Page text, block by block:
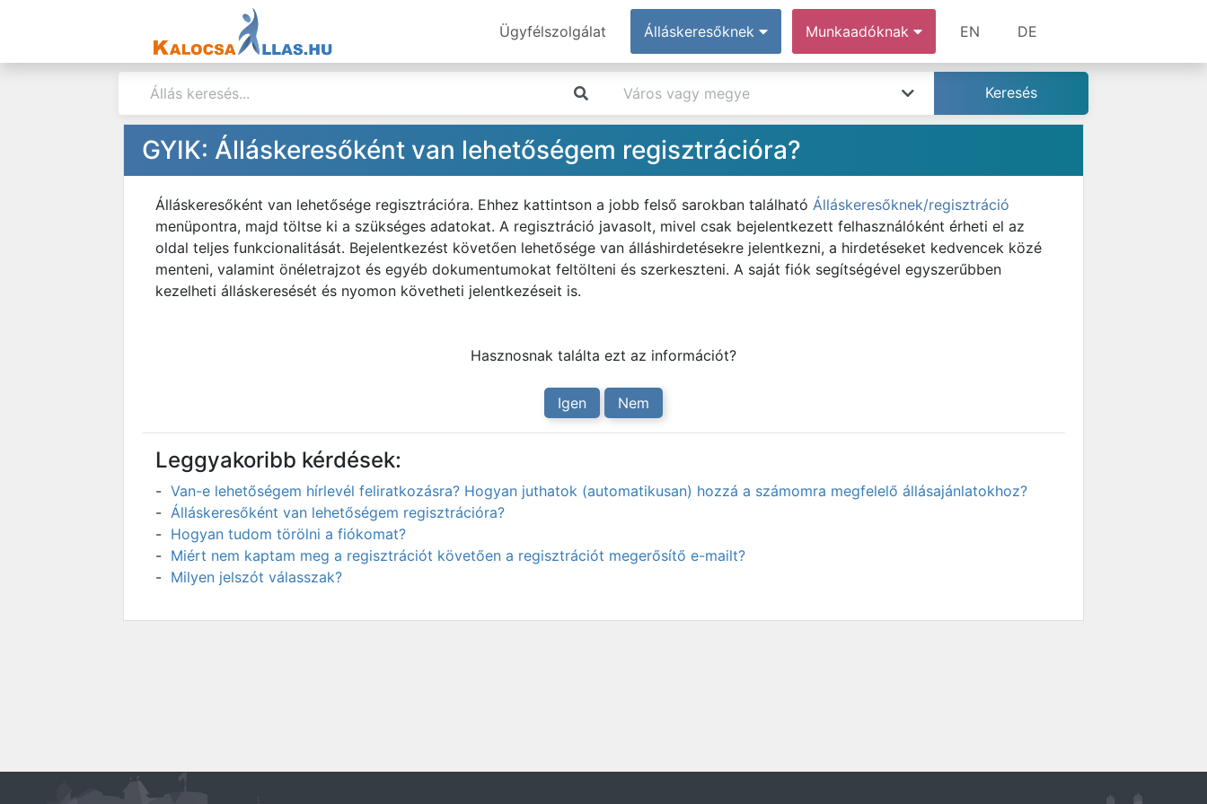
Ügyfélszolgálat Álláskeresőknek Munkaadóknak EN DE
GYIK: Álláskeresőként van lehetőségem regisztrációra?
Álláskeresőként van lehetősége regisztrációra. Ehhez kattintson a jobb felső sarokban található Álláskeresőknek/regisztráció
menüpontra, majd töltse ki a szükséges adatokat. A regisztráció javasolt, mivel csak bejelentkezett felhasználóként érheti el az
oldal teljes funkcionalitását. Bejelentkezést követően lehetősége van álláshirdetésekre jelentkezni, a hirdetéseket kedvencek közé
menteni, valamint önéletrajzot és egyéb dokumentumokat feltölteni és szerkeszteni. A saját fiók segítségével egyszerűbben
kezelheti álláskeresését és nyomon követheti jelentkezéseit is.
Hasznosnak találta ezt az információt?
Igen Nem
Leggyakoribb kérdések:
Van-e lehetőségem hírlevél feliratkozásra? Hogyan juthatok (automatikusan) hozzá a számomra megfelelő állásajánlatokhoz?
Álláskeresőként van lehetőségem regisztrációra?
Hogyan tudom törölni a fiókomat?
Miért nem kaptam meg a regisztrációt követően a regisztrációt megerősítő e-mailt?
Milyen jelszót válasszak?